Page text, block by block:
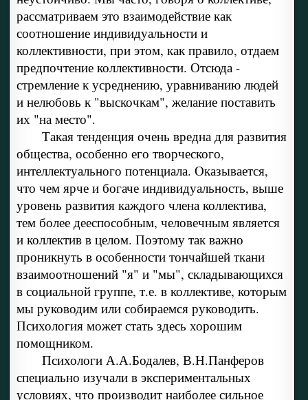
рассматриваем это взаимодействие как
соотношение индивидуальности и
коллективности, при этом, как правило, отдаем
предпочтение коллективности. Отсюда -
стремление к усреднению, уравниванию людей
и нелюбовь к "выскочкам", желание поставить
их "на место".
Такая тенденция очень вредна для развития
общества, особенно его творческого,
интеллектуального потенциала. Оказывается,
что чем ярче и богаче индивидуальность, выше
уровень развития каждого члена коллектива,
тем более дееспособным, человечным является
и коллектив в целом. Поэтому так важно
проникнуть в особенности тончайшей ткани
взаимоотношений "я" и "мы", складывающихся
в социальной группе, т.е. в коллективе, которым
мы руководим или собираемся руководить.
Психология может стать здесь хорошим
помощником.
Психологи А.А.Бодалев, В.Н.Панферов
специально изучали в экспериментальных
условиях, что производит наиболее сильное